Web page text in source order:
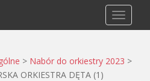
> Nabór do orkiestry 2023 >
ORKIESTRA DĘTA (1)